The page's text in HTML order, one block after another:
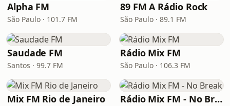
Alpha FM
São Paulo · 101.7 FM
89 FM A Rádio Rock
São Paulo · 89.1 FM
Saudade FM
Santos · 99.7 FM
Rádio Mix FM
São Paulo · 106.3 FM
Mix FM Rio de Janeiro Rádio Mix FM - No Break